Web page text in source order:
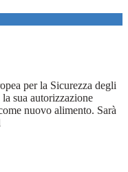
per la Sicurezza degli
sua autorizzazione
nuovo alimento. Sarà